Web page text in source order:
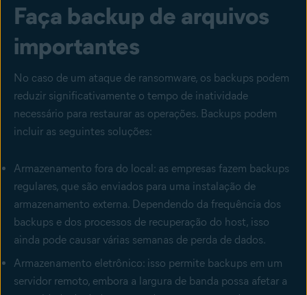
Faça backup de arquivos
importantes
No caso de um ataque de ransomware, os backups podem
reduzir significativamente o tempo de inatividade
necessário para restaurar as operações. Backups podem
incluir as seguintes soluções:
Armazenamento fora do local: as empresas fazem backups
regulares, que são enviados para uma instalação de
armazenamento externa. Dependendo da frequência dos
backups e dos processos de recuperação do host, isso
ainda pode causar várias semanas de perda de dados.
Armazenamento eletrônico: isso permite backups em um
servidor remoto, embora a largura de banda possa afetar a